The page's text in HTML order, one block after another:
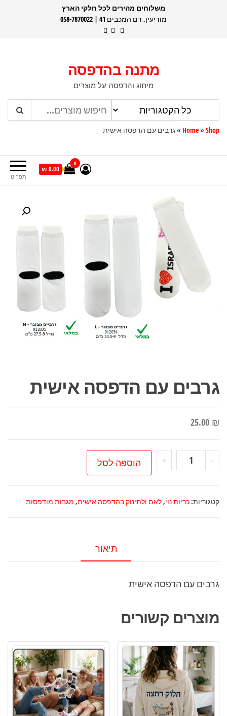
משלוחים מהירים לכל חלקי הארץ
מודיעין, דם המכבים 41 | 058-7870022
מתנה בהדפסה
מיתוג והדפסה על מוצרים
Home» Shop
»גרבים עם הדפסה אישית
תפריט
0
0.00 ₪
גרבים עם הדפסה אישית
25.00 ₪
-
כמות
של
עם
+ הוספה לסל
קטגוריות:כריות נוי, לאם ולתינוק בהדפסה אישית, מגבות מודפסות
תיאור
גרבים עם הדפסה אישית
מוצרים קשורים